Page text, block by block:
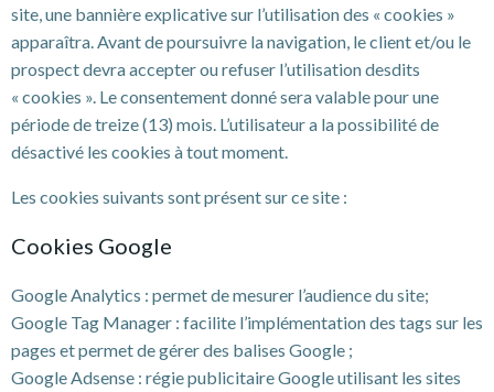
site, une bannière explicative sur l’utilisation des « cookies »
apparaîtra. Avant de poursuivre la navigation, le client et/ou le
prospect devra accepter ou refuser l’utilisation desdits
« cookies ». Le consentement donné sera valable pour une
période de treize (13) mois. L’utilisateur a la possibilité de
désactivé les cookies à tout moment.
Les cookies suivants sont présent sur ce site :
Cookies Google
Google Analytics : permet de mesurer l’audience du site;
Google Tag Manager : facilite l’implémentation des tags sur les
pages et permet de gérer des balises Google ;
Google Adsense : régie publicitaire Google utilisant les sites